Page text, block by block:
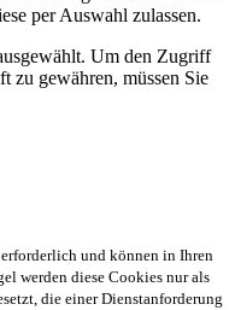
per Auswahl zulassen.
Um den Zugriff
zu gewähren, müssen Sie
und können in Ihren
werden diese Cookies nur als
die einer Dienstanforderung